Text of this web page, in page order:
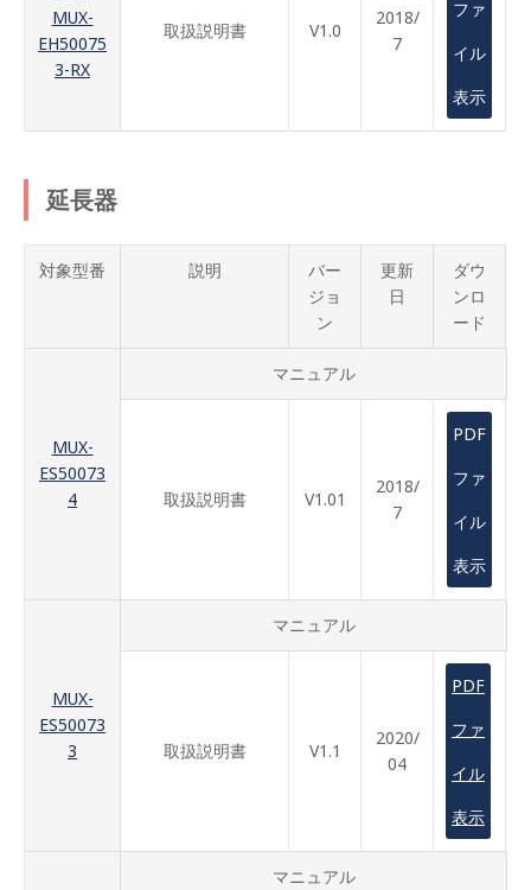
MUX-
EH50075
3-RX
取扱説明書 V1.0
2018/
7
ファ
イル
表示
延長器
対象型番 説明
バー
ジョ
ン
更新
日
ダウ
ンロ
ード
MUX-
ES50073
4
マニュアル
取扱説明書 V1.01
2018/
7
PDF
ファ
イル
表示
MUX-
ES50073
3
マニュアル
取扱説明書 V1.1
2020/
04
PDF
ファ
イル
表示
マニュアル